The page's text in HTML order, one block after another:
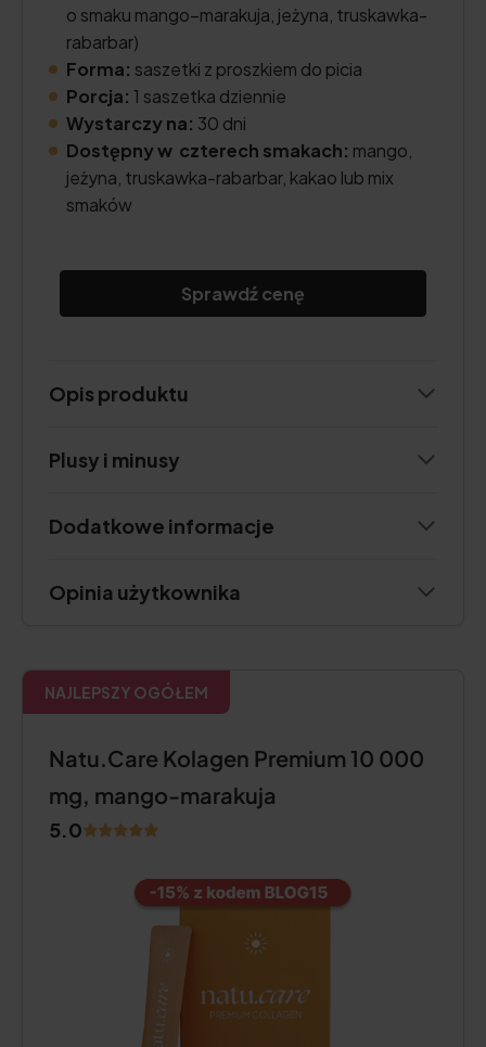
o smaku mango–marakuja, jeżyna, truskawka-
rabarbar)
Forma: saszetki z proszkiem do picia
Porcja: 1 saszetka dziennie
Wystarczy na: 30 dni
Dostępny w czterech smakach: mango,
jeżyna, truskawka-rabarbar, kakao lub mix
smaków
Sprawdź cenę
Opis produktu
Plusy i minusy
Dodatkowe informacje
Opinia użytkownika
NAJLEPSZY OGÓŁEM
Natu.Care Kolagen Premium 10 000
mg, mango-marakuja
5.0